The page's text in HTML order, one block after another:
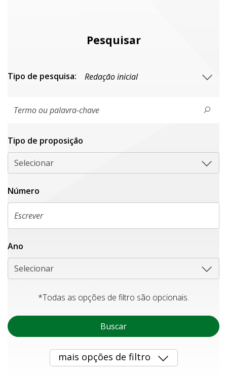
Pesquisar
Tipo de pesquisa:
Tipo de proposiçāo
Selecionar
Número
Ano
Selecionar
*Todas as opções de filtro são opcionais.
Buscar
mais opções de filtro